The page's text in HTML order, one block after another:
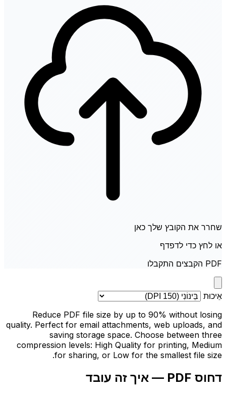
שחרר את הקובץ שלך כאן
או לחץ כדי לדפדף
PDF הקבצים התקבלו
אֵיכוּת
Reduce PDF file size by up to 90% without losing
quality. Perfect for email attachments, web uploads, and
saving storage space. Choose between three
compression levels: High Quality for printing, Medium
for sharing, or Low for the smallest file size.
דחוס PDF — איך זה עובד